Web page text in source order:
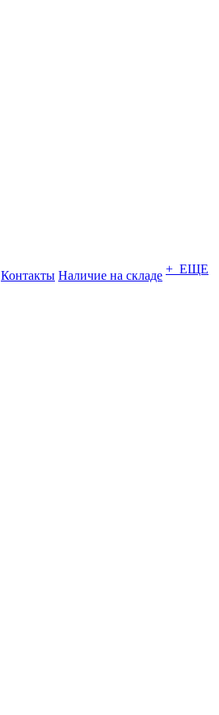
Контакты Наличие на складе + ЕЩЕ